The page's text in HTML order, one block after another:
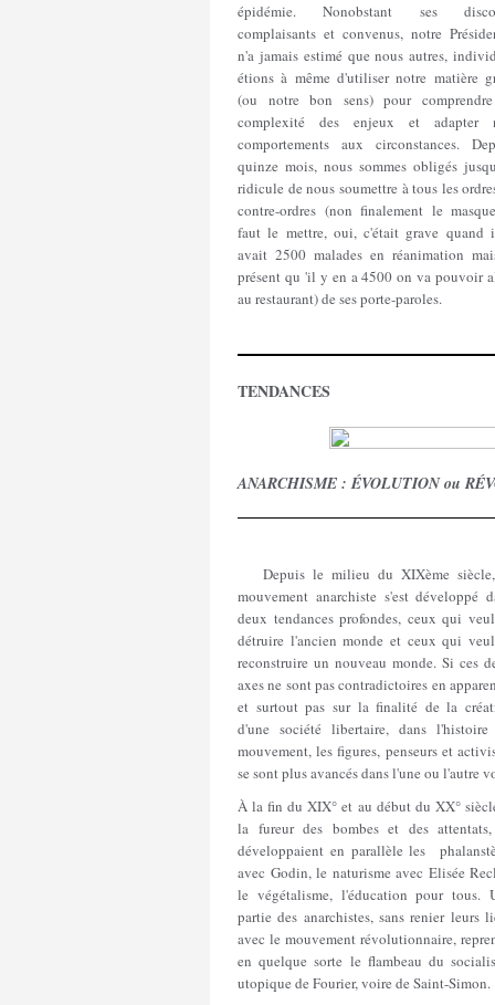
épidémie. Nonobstant ses
complaisants et convenus, notre
n'a jamais estimé que nous autres,
étions à même d'utiliser notre matière
(ou notre bon sens) pour
complexité des enjeux et adapter
comportements aux circonstances.
quinze mois, nous sommes obligés
ridicule de nous soumettre à tous les
contre-ordres (non finalement le
faut le mettre, oui, c'était grave quand
avait 2500 malades en réanimation
présent qu 'il y en a 4500 on va pouvoir
au restaurant) de ses porte-paroles.
TENDANCES
ANARCHISME : ÉVOLUTION ou
Depuis le milieu du XIXème
mouvement anarchiste s'est développé
deux tendances profondes, ceux qui
détruire l'ancien monde et ceux qui
reconstruire un nouveau monde. Si ces
axes ne sont pas contradictoires en
et surtout pas sur la finalité de la
d'une société libertaire, dans
mouvement, les figures, penseurs et
se sont plus avancés dans l'une ou l'autre
À la fin du XIX° et au début du XX°
la fureur des bombes et des
développaient en parallèle les
avec Godin, le naturisme avec Elisée
le végétalisme, l'éducation pour tous.
partie des anarchistes, sans renier leurs
avec le mouvement révolutionnaire,
en quelque sorte le flambeau du
utopique de Fourier, voire de Saint-Simon.